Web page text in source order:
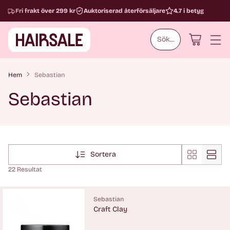
Sök...
Fri frakt över 299 kr Auktoriserad återförsäljare 4.7 i betyg
Hem Sebastian
Sebastian
Sortera
22 Resultat
Sebastian
Craft Clay